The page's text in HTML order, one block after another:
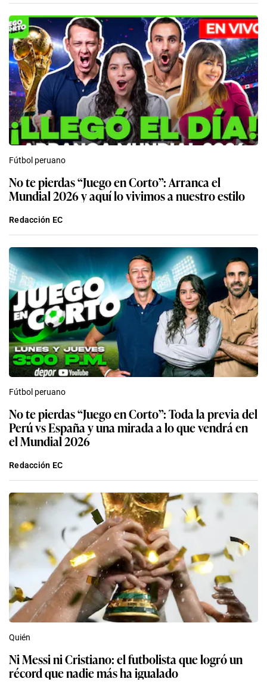
Fútbol peruano
No te pierdas “Juego en Corto”: Arranca el
Mundial 2026 y aquí lo vivimos a nuestro estilo
Redacción EC
Fútbol peruano
No te pierdas “Juego en Corto”: Toda la previa del
Perú vs España y una mirada a lo que vendrá en
el Mundial 2026
Redacción EC
Quién
Ni Messi ni Cristiano: el futbolista que logró un
récord que nadie más ha igualado